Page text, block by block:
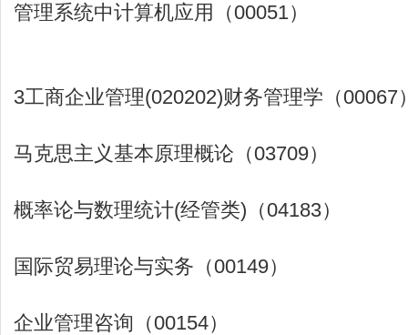
管理系统中计算机应用（00051）
3工商企业管理(020202)财务管理学（00067
马克思主义基本原理概论（03709）
概率论与数理统计(经管类)（04183）
国际贸易理论与实务（00149）
企业管理咨询（00154）